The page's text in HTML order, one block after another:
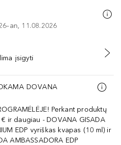
11.08.2026
Į KREPŠELĮ
įsigyti
DOVANA
Perkant produktų
ir daugiau - DOVANA GISADA
EDP vyriškas kvapas (10 ml) ir
AMBASSADORA EDP